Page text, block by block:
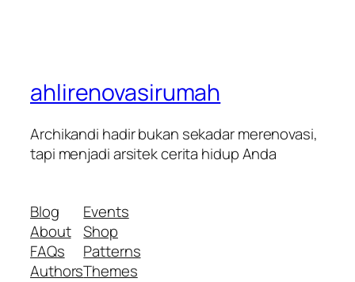
ahlirenovasirumah
Archikandi hadir bukan sekadar merenovasi,
tapi menjadi arsitek cerita hidup Anda
Blog
About
FAQs
Authors
Events
Shop
Patterns
Themes